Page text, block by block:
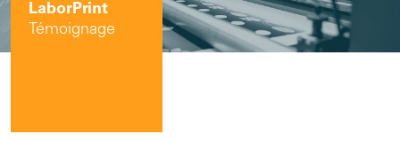
LaborPrint
Témoignage